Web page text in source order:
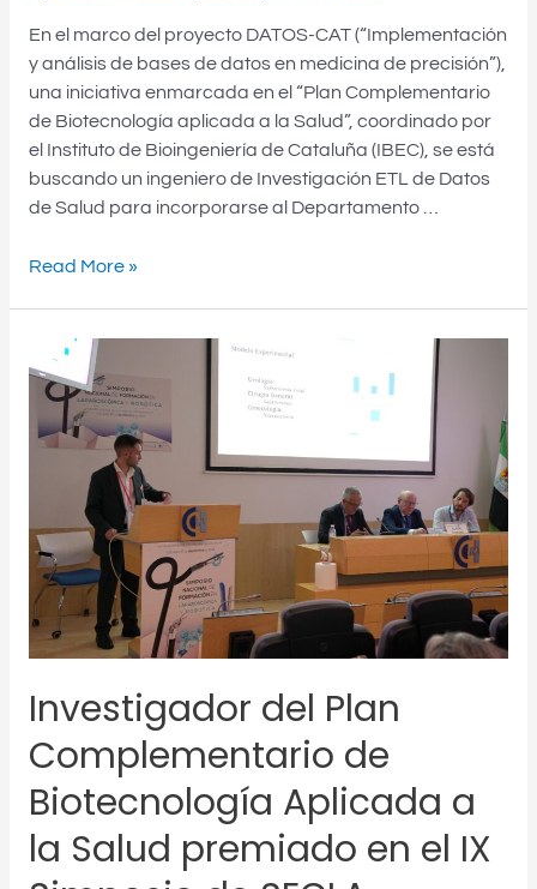
En el marco del proyecto DATOS-CAT (“Implementación
y análisis de bases de datos en medicina de precisión”),
una iniciativa enmarcada en el “Plan Complementario
de Biotecnología aplicada a la Salud”, coordinado por
el Instituto de Bioingeniería de Cataluña (IBEC), se está
buscando un ingeniero de Investigación ETL de Datos
de Salud para incorporarse al Departamento …
proyecto
DATOS-
CAT
Read More »
Investigador del Plan
Complementario de
Biotecnología Aplicada a
la Salud premiado en el IX
Investigador
del
Plan
Complementario
Biotecnología
Aplicada
a
Salud
premiado
el
IX
Simposio
SECLA